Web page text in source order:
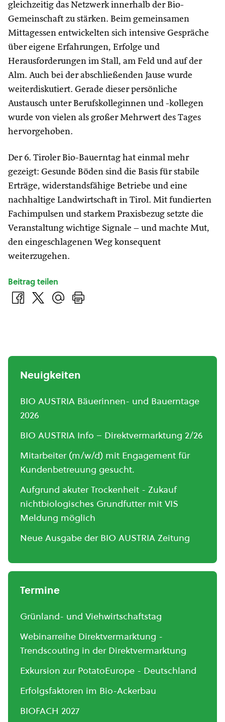
gleichzeitig das Netzwerk innerhalb der Bio-
Gemeinschaft zu stärken. Beim gemeinsamen
Mittagessen entwickelten sich intensive Gespräche
über eigene Erfahrungen, Erfolge und
Herausforderungen im Stall, am Feld und auf der
Alm. Auch bei der abschließenden Jause wurde
weiterdiskutiert. Gerade dieser persönliche
Austausch unter Berufskolleginnen und -kollegen
wurde von vielen als großer Mehrwert des Tages
hervorgehoben.
Der 6. Tiroler Bio-Bauerntag hat einmal mehr
gezeigt: Gesunde Böden sind die Basis für stabile
Erträge, widerstandsfähige Betriebe und eine
nachhaltige Landwirtschaft in Tirol. Mit fundierten
Fachimpulsen und starkem Praxisbezug setzte die
Veranstaltung wichtige Signale – und machte Mut,
den eingeschlagenen Weg konsequent
weiterzugehen.
Beitrag teilen
Neuigkeiten
BIO AUSTRIA Bäuerinnen- und Bauerntage
2026
BIO AUSTRIA Info – Direktvermarktung 2/26
Mitarbeiter (m/w/d) mit Engagement für
Kundenbetreuung gesucht.
Aufgrund akuter Trockenheit - Zukauf
nichtbiologisches Grundfutter mit VIS
Meldung möglich
Neue Ausgabe der BIO AUSTRIA Zeitung
Termine
Grünland- und Viehwirtschaftstag
Webinarreihe Direktvermarktung -
Trendscouting in der Direktvermarktung
Exkursion zur PotatoEurope - Deutschland
Erfolgsfaktoren im Bio-Ackerbau
BIOFACH 2027